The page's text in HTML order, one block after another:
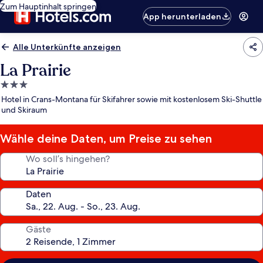
Zum Hauptinhalt springen
App herunterladen
Alle Unterkünfte anzeigen
La Prairie
3.0-
Sterne-
Unterkunft
Hotel in Crans-Montana für Skifahrer sowie mit kostenlosem Ski-Shuttle
und Skiraum
Wähle deine Daten, um Preise zu sehen
Wo soll’s hingehen?
Daten
Gäste